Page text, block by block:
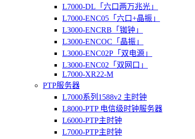
L7000-DL「六口两万兆光」
L7000-ENC05「六口+晶振」
L3000-ENCRB「铷钟」
L3000-ENCOC「晶振」
L3000-ENC02P「双电源」
L3000-ENC02「双网口」
L7000-XR22-M
PTP服务器
L7000系列1588v2 主时钟
L8000-PTP 电信级时钟服务器
L6000-PTP主时钟
L7000-PTP主时钟